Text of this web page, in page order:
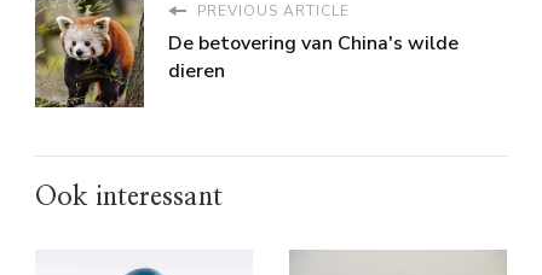
PREVIOUS ARTICLE
De betovering van China's wilde
dieren
Ook interessant